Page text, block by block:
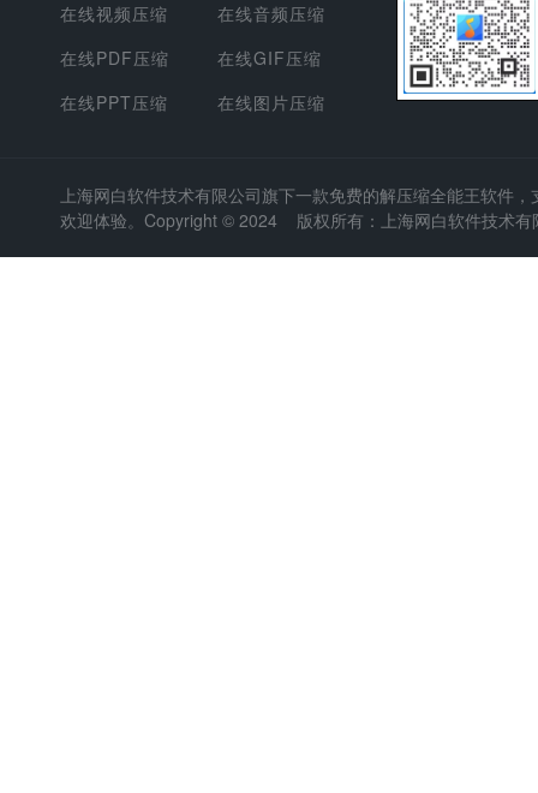
在线视频压缩
在线PDF压缩
在线PPT压缩
在线音频压缩
在线GIF压缩
在线图片压缩
上海网白软件技术有限公司旗下一款免费的解压缩全能王软件
欢迎体验。Copyright © 2024 版权所有：上海网白软件技术